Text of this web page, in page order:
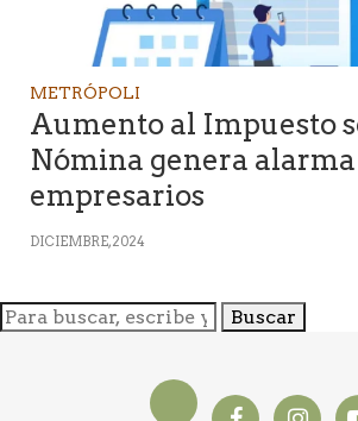
METRÓPOLI
Aumento al Impuesto
Nómina genera
empresarios
DICIEMBRE, 2024
Buscar